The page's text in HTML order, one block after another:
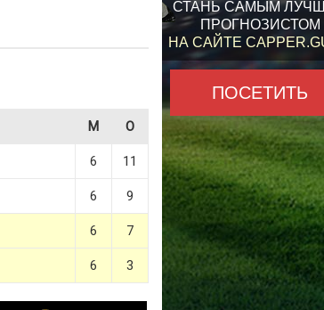
СТАНЬ САМЫМ
ПРОГНОЗИСТОМ
НА САЙТЕ
ПОСЕТИТЬ
М О
6 11
6 9
6 7
6 3